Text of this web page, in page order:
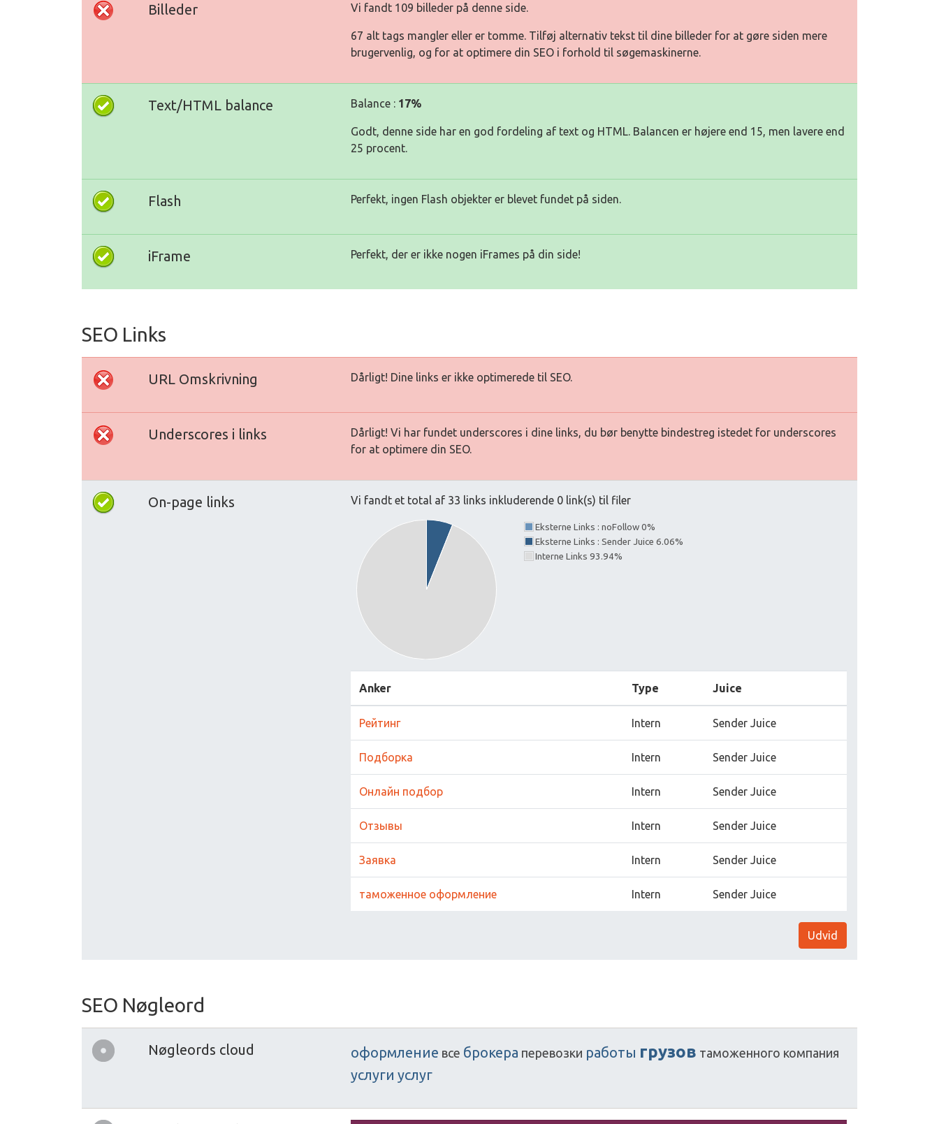
Billeder Vi fandt 109 billeder på denne side.
67 alt tags mangler eller er tomme. Tilføj alternativ tekst til dine billeder for at gøre siden mere
brugervenlig, og for at optimere din SEO i forhold til søgemaskinerne.
Text/HTML balance Balance : 17%
Godt, denne side har en god fordeling af text og HTML. Balancen er højere end 15, men lavere end
25 procent.
Flash Perfekt, ingen Flash objekter er blevet fundet på siden.
iFrame Perfekt, der er ikke nogen iFrames på din side!
SEO Links
URL Omskrivning Dårligt! Dine links er ikke optimerede til SEO.
Underscores i links
Dårligt! Vi har fundet underscores i dine links, du bør benytte bindestreg istedet for underscores
for at optimere din SEO.
On-page links Vi fandt et total af 33 links inkluderende 0 link(s) til filer
Eksterne Links : noFollow 0%
Eksterne Links : Sender Juice 6.06%
Interne Links 93.94%
Anker Type Juice
Рейтинг Intern Sender Juice
Подборка Intern Sender Juice
Онлайн подбор Intern Sender Juice
Отзывы Intern Sender Juice
Заявка Intern Sender Juice
таможенное оформление Intern Sender Juice
Udvid
SEO Nøgleord
Nøgleords cloud оформление все брокера перевозки работы грузов таможенного компания
услуги услуг